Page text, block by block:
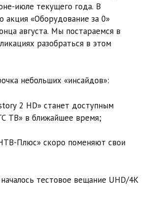
июле текущего года. В
акция «Оборудование за 0»
августа. Мы постараемся в
разобраться в этом
небольших «инсайдов»:
2 HD» станет доступным
ТВ» в ближайшее время;
Плюс» скоро поменяют свои
тестовое вещание UHD/4K